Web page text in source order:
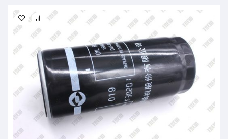
Ремни для увязки машин – 16 шт
Запасное колесо – 1 шт
Огнетушитель – 2 шт
Башмак противооткатный – 2 шт
Ящик инструментальный – 2 шт
ЗИП набор – 1 шт